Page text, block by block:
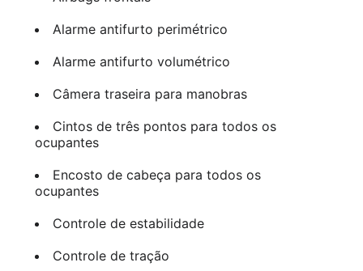
Alarme antifurto perimétrico
Alarme antifurto volumétrico
Câmera traseira para manobras
Cintos de três pontos para todos os
ocupantes
Encosto de cabeça para todos os
ocupantes
Controle de estabilidade
Controle de tração